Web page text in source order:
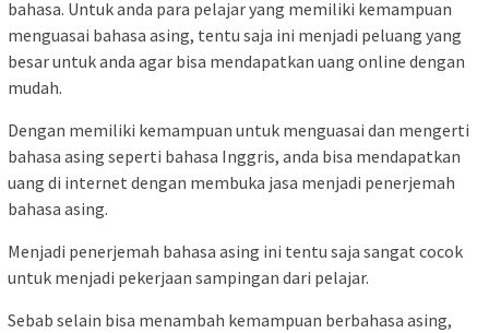
bahasa. Untuk anda para pelajar yang memiliki kemampuan
menguasai bahasa asing, tentu saja ini menjadi peluang yang
besar untuk anda agar bisa mendapatkan uang online dengan
mudah.
Dengan memiliki kemampuan untuk menguasai dan mengerti
bahasa asing seperti bahasa Inggris, anda bisa mendapatkan
uang di internet dengan membuka jasa menjadi penerjemah
bahasa asing.
Menjadi penerjemah bahasa asing ini tentu saja sangat cocok
untuk menjadi pekerjaan sampingan dari pelajar.
Sebab selain bisa menambah kemampuan berbahasa asing,